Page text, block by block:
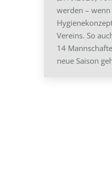
werden –
Vereins. So
14
neue Saison